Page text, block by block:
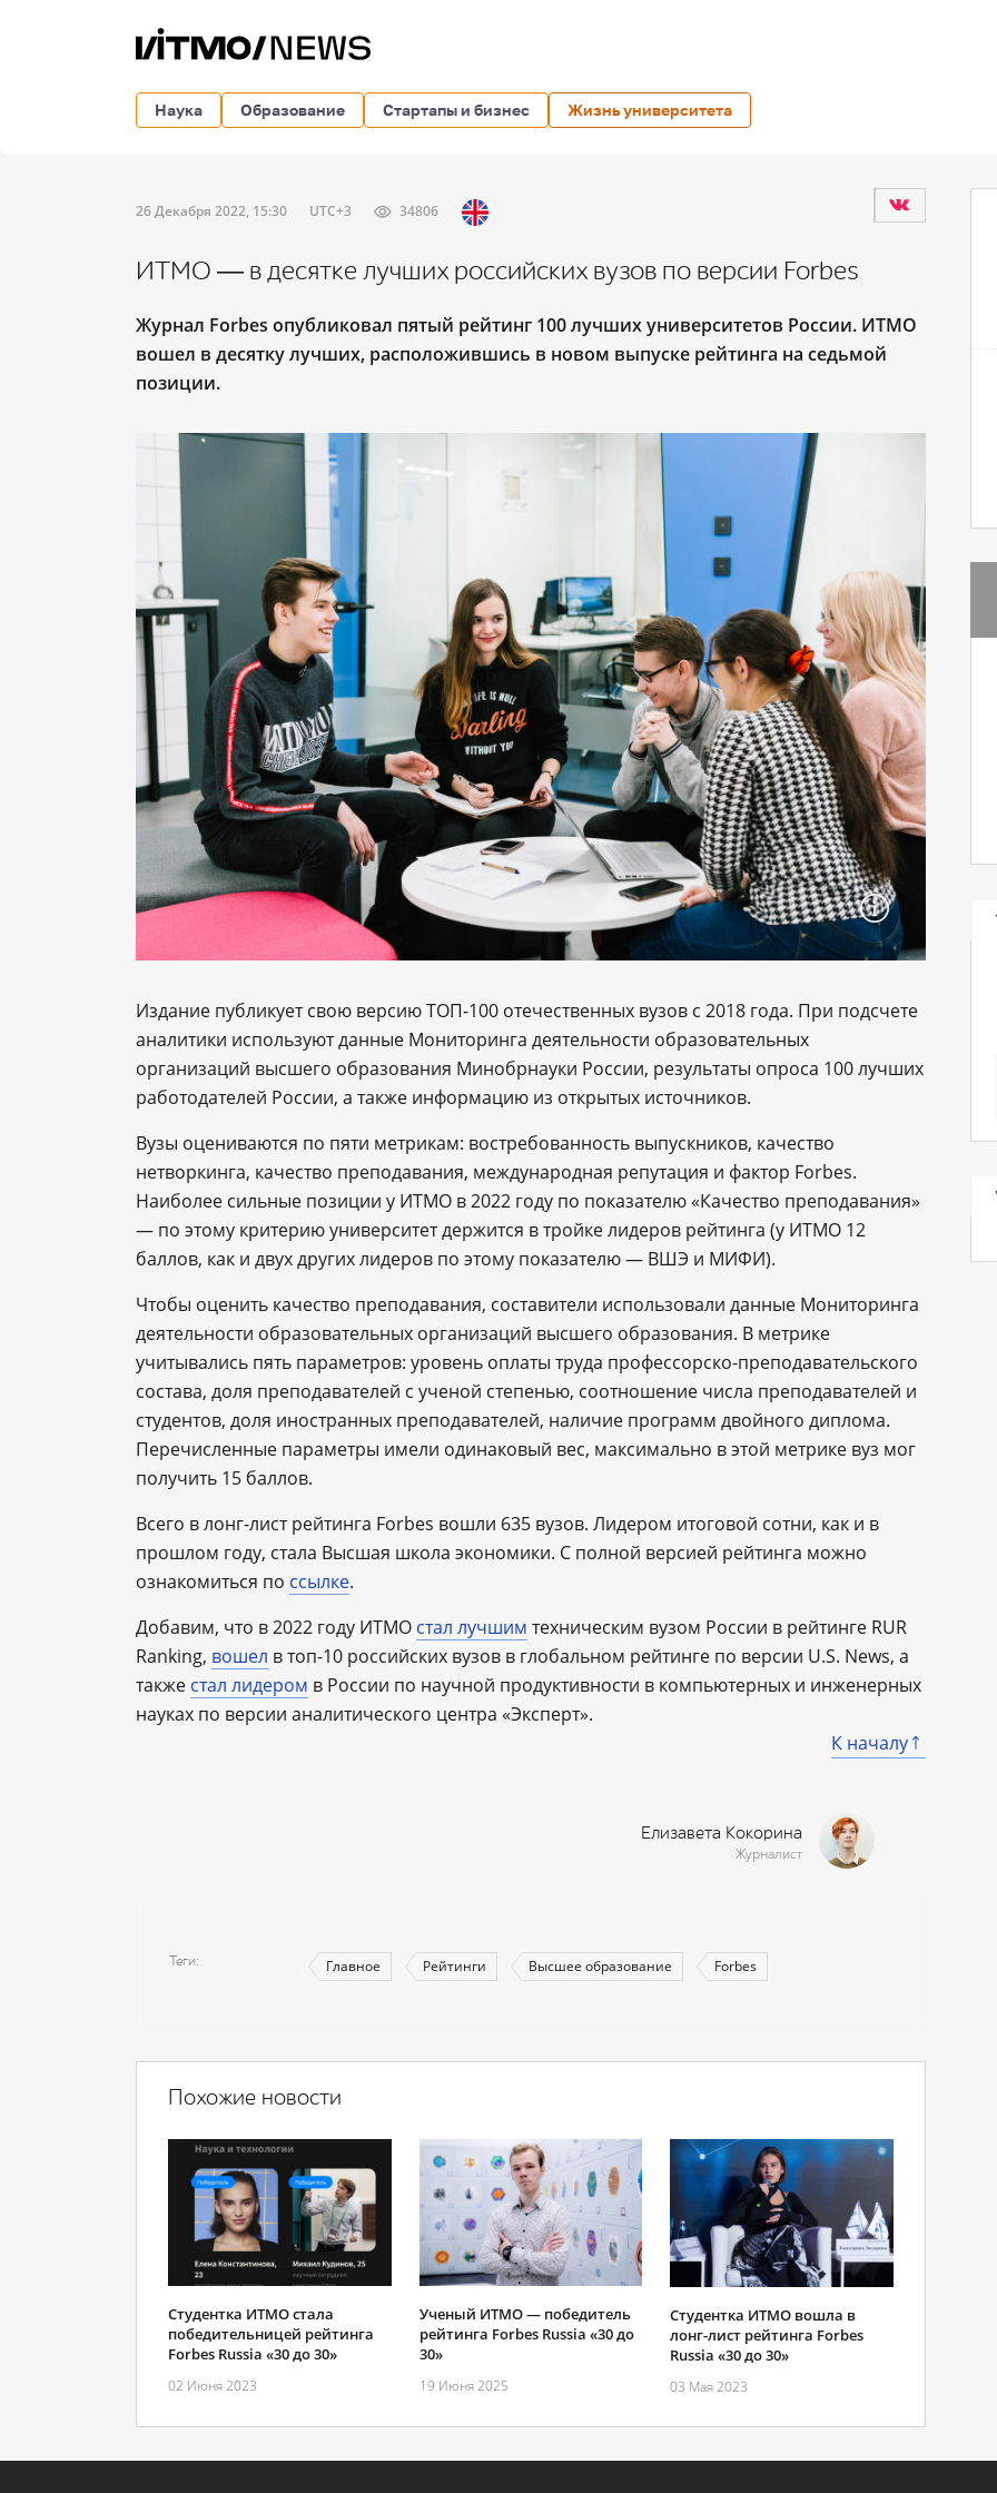
Наука Образование Стартапы и бизнес Жизнь университета
26 Декабря 2022, 15:30 UTC+3 34806
ИТМО ― в десятке лучших российских вузов по версии Forbes
Журнал Forbes опубликовал пятый рейтинг 100 лучших университетов России. ИТМО
вошел в десятку лучших, расположившись в новом выпуске рейтинга на седьмой
позиции.
Издание публикует свою версию ТОП-100 отечественных вузов с 2018 года. При подсчете
аналитики используют данные Мониторинга деятельности образовательных
организаций высшего образования Минобрнауки России, результаты опроса 100 лучших
работодателей России, а также информацию из открытых источников.
Вузы оцениваются по пяти метрикам: востребованность выпускников, качество
нетворкинга, качество преподавания, международная репутация и фактор Forbes.
Наиболее сильные позиции у ИТМО в 2022 году по показателю «Качество преподавания»
― по этому критерию университет держится в тройке лидеров рейтинга (у ИТМО 12
баллов, как и двух других лидеров по этому показателю ― ВШЭ и МИФИ).
Чтобы оценить качество преподавания, составители использовали данные Мониторинга
деятельности образовательных организаций высшего образования. В метрике
учитывались пять параметров: уровень оплаты труда профессорско-преподавательского
состава, доля преподавателей с ученой степенью, соотношение числа преподавателей и
студентов, доля иностранных преподавателей, наличие программ двойного диплома.
Перечисленные параметры имели одинаковый вес, максимально в этой метрике вуз мог
получить 15 баллов.
Всего в лонг-лист рейтинга Forbes вошли 635 вузов. Лидером итоговой сотни, как и в
прошлом году, стала Высшая школа экономики. С полной версией рейтинга можно
ознакомиться по ссылке.
Добавим, что в 2022 году ИТМО стал лучшим техническим вузом России в рейтинге RUR
Ranking, вошел в топ-10 российских вузов в глобальном рейтинге по версии U.S. News, а
также стал лидером в России по научной продуктивности в компьютерных и инженерных
науках по версии аналитического центра «Эксперт».
К началу
Елизавета Кокорина
Журналист
Теги Главное Рейтинги Высшее образование Forbes
Похожие новости
Студентка ИТМО стала
победительницей рейтинга
Forbes Russia «30 до 30»
02 Июня 2023
Ученый ИТМО ― победитель
рейтинга Forbes Russia «30 до
30»
19 Июня 2025
Студентка ИТМО вошла в
лонг-лист рейтинга Forbes
Russia «30 до 30»
03 Мая 2023